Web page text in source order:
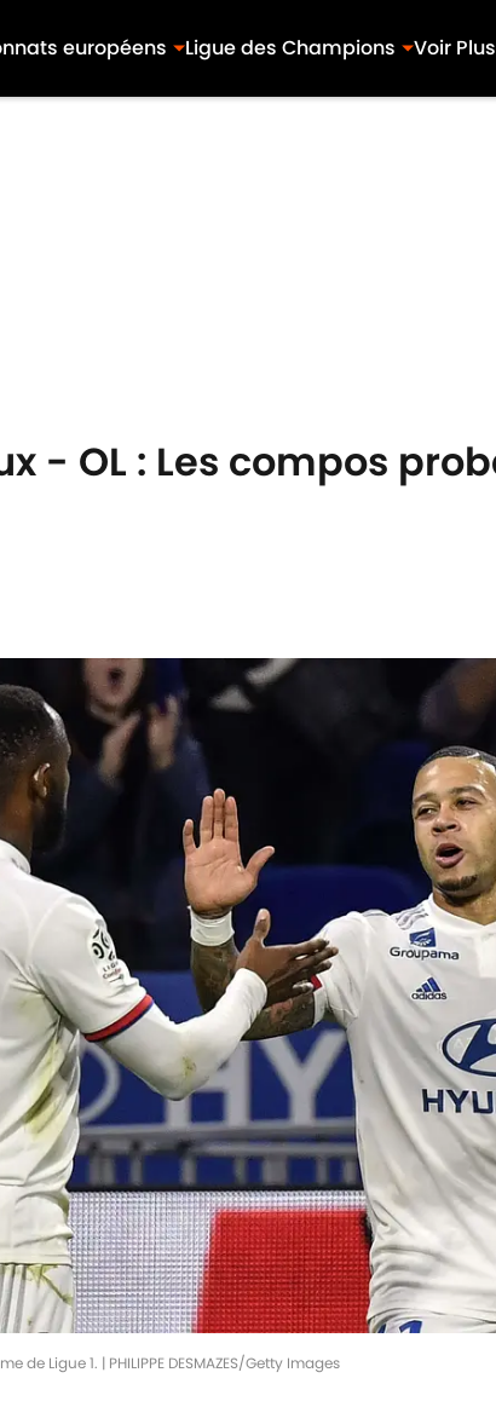
européens Ligue des Champions Voir Plus
- OL : Les compos
Ligue 1. | PHILIPPE DESMAZES/Getty Images